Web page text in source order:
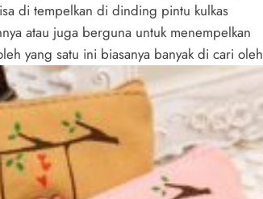
di tempelkan di dinding pintu kulkas
atau juga berguna untuk menempelkan
yang satu ini biasanya banyak di cari oleh